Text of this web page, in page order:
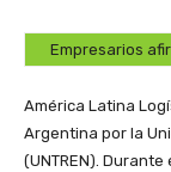
Empresarios
América Latina
Argentina por la
(UNTREN).